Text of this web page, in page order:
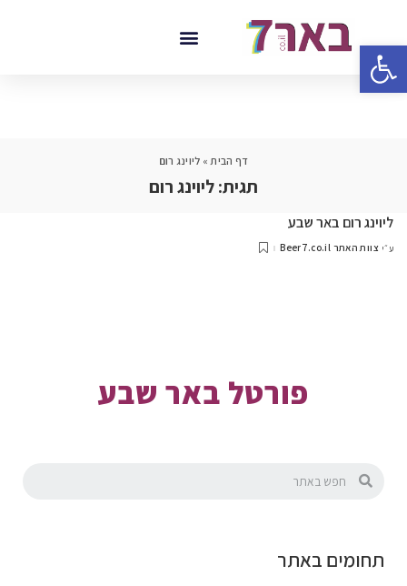
פתח סרגל נגישות
דף הבית» ליוינג רום
תגית:ליוינג רום
ליוינג רום באר שבע
ע״י צוות האתר Beer7.co.il
פורטל באר שבע
תחומים באתר